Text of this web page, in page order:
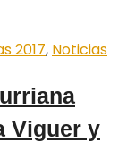
2017, Noticias
Viguer y